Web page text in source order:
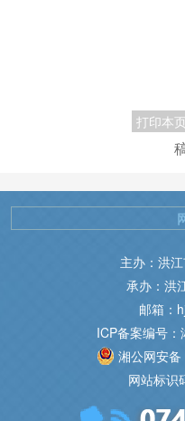
打印本页
主办：洪
承办：洪
邮箱：
ICP备案编号
湘公网安
网站标识